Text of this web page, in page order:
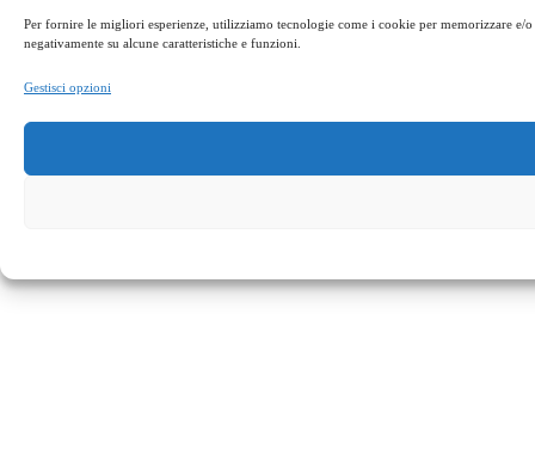
Per fornire le migliori esperienze, utilizziamo tecnologie come i cookie per memorizzare
negativamente su alcune caratteristiche e funzioni.
Gestisci opzioni